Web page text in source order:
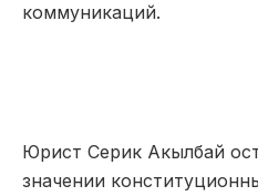
коммуникаций.
Юрист Серик Акылбай
значении